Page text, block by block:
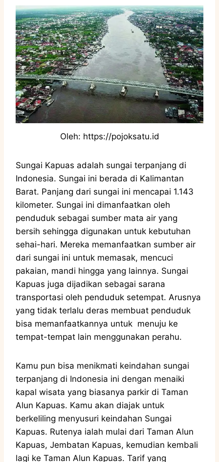
Oleh: https://pojoksatu.id
Sungai Kapuas adalah sungai terpanjang di
Indonesia. Sungai ini berada di Kalimantan
Barat. Panjang dari sungai ini mencapai 1.143
kilometer. Sungai ini dimanfaatkan oleh
penduduk sebagai sumber mata air yang
bersih sehingga digunakan untuk kebutuhan
sehai-hari. Mereka memanfaatkan sumber air
dari sungai ini untuk memasak, mencuci
pakaian, mandi hingga yang lainnya. Sungai
Kapuas juga dijadikan sebagai sarana
transportasi oleh penduduk setempat. Arusnya
yang tidak terlalu deras membuat penduduk
bisa memanfaatkannya untuk menuju ke
tempat-tempat lain menggunakan perahu.
Kamu pun bisa menikmati keindahan sungai
terpanjang di Indonesia ini dengan menaiki
kapal wisata yang biasanya parkir di Taman
Alun Kapuas. Kamu akan diajak untuk
berkeliling menyusuri keindahan Sungai
Kapuas. Rutenya ialah mulai dari Taman Alun
Kapuas, Jembatan Kapuas, kemudian kembali
lagi ke Taman Alun Kapuas. Tarif yang